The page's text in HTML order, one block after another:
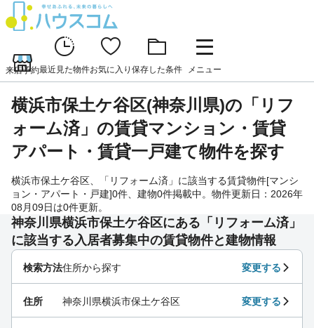
来店予約最近見た物件お気に入り 保存した条件 メニュー
横浜市保土ケ谷区(神奈川県)の「リフ
ォーム済」の賃貸マンション・賃貸
アパート・賃貸一戸建て物件を探す
横浜市保土ケ谷区、「リフォーム済」に該当する賃貸物件[マンシ
ョン・アパート・戸建]0件、建物0件掲載中。物件更新日：2026年
08月09日は0件更新。
神奈川県横浜市保土ケ谷区にある「リフォーム済」
に該当する入居者募集中の賃貸物件と建物情報
検索方法住所から探す 変更する
住所 神奈川県横浜市保土ケ谷区 変更する